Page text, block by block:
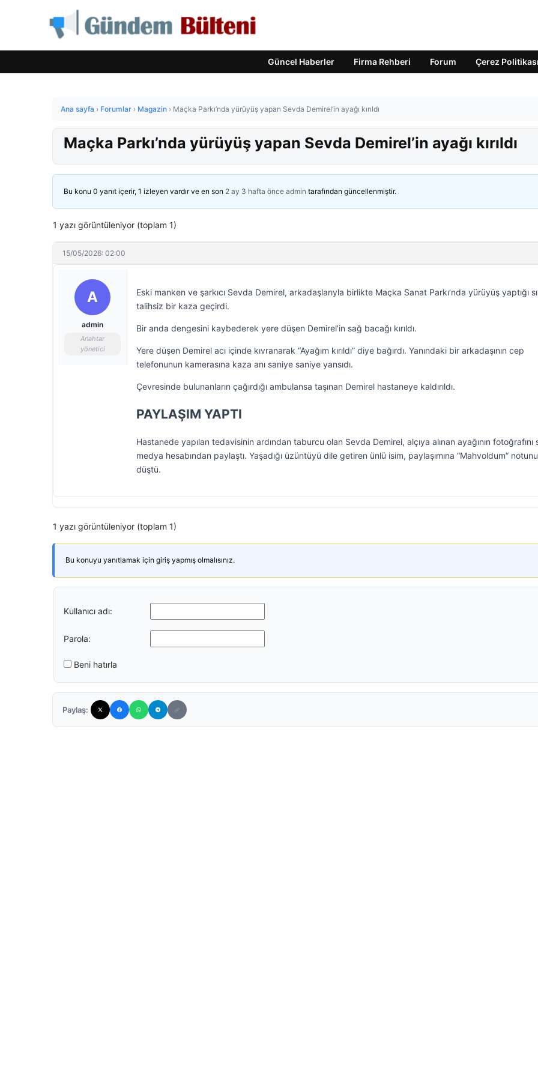
Güncel Haberler Firma Rehberi Forum Çerez Politikası
Ana sayfa › Forumlar › Magazin › Maçka Parkı’nda yürüyüş yapan Sevda Demirel’in ayağı kırıldı
Maçka Parkı’nda yürüyüş yapan Sevda Demirel’in ayağı kırıldı
Bu konu 0 yanıt içerir, 1 izleyen vardır ve en son 2 ay 3 hafta önce admin tarafından güncellenmiştir.
1 yazı görüntüleniyor (toplam 1)
15/05/2026: 02:00
A
admin
Anahtar
yönetici
Eski manken ve şarkıcı Sevda Demirel, arkadaşlarıyla birlikte Maçka Sanat Parkı’nda yürüyüş yaptığı
talihsiz bir kaza geçirdi.
Bir anda dengesini kaybederek yere düşen Demirel’in sağ bacağı kırıldı.
Yere düşen Demirel acı içinde kıvranarak “Ayağım kırıldı” diye bağırdı. Yanındaki bir arkadaşının cep
telefonunun kamerasına kaza anı saniye saniye yansıdı.
Çevresinde bulunanların çağırdığı ambulansa taşınan Demirel hastaneye kaldırıldı.
PAYLAŞIM YAPTI
Hastanede yapılan tedavisinin ardından taburcu olan Sevda Demirel, alçıya alınan ayağının fotoğrafını
medya hesabından paylaştı. Yaşadığı üzüntüyü dile getiren ünlü isim, paylaşımına “Mahvoldum” notunu
düştü.
1 yazı görüntüleniyor (toplam 1)
Bu konuyu yanıtlamak için giriş yapmış olmalısınız.
Kullanıcı adı:
Parola:
Beni hatırla
Paylaş: